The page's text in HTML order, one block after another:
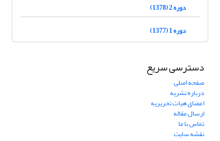
دوره 2 (1378)
دوره 1 (1377)
دسترسی سریع
صفحه اصلی
درباره نشریه
اعضای هیات تحریریه
ارسال مقاله
تماس با ما
نقشه سایت